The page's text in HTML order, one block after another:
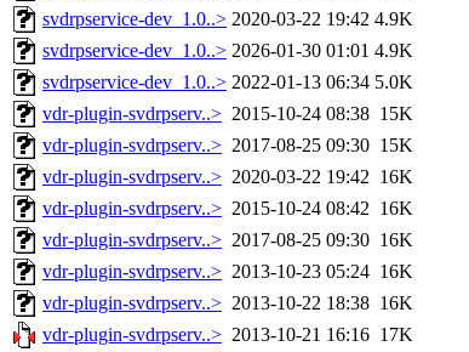
svdrpservice-dev_1.0..> 2020-03-22 19:42 4.9K
svdrpservice-dev_1.0..> 2026-01-30 01:01 4.9K
svdrpservice-dev_1.0..> 2022-01-13 06:34 5.0K
vdr-plugin-svdrpserv..> 2015-10-24 08:38 15K
vdr-plugin-svdrpserv..> 2017-08-25 09:30 15K
vdr-plugin-svdrpserv..> 2020-03-22 19:42 16K
vdr-plugin-svdrpserv..> 2015-10-24 08:42 16K
vdr-plugin-svdrpserv..> 2017-08-25 09:30 16K
vdr-plugin-svdrpserv..> 2013-10-23 05:24 16K
vdr-plugin-svdrpserv..> 2013-10-22 18:38 16K
vdr-plugin-svdrpserv..> 2013-10-21 16:16 17K